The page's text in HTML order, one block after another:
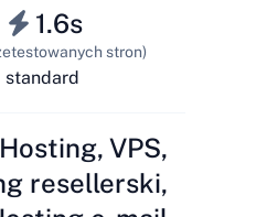
1.6s
stron)
standard
Hosting, VPS,
resellerski,